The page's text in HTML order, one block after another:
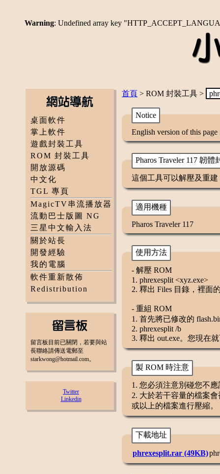
Warning: Undefined array key
桌面軟件
掌上軟件
遊戲封裝工具
ROM 封裝工具
開放源碼
中文化
TGL 專頁
MagicTV串流播放器
流動巴士版圖 NG
三星中文輸入法
關於站長
開發經驗
我的電腦
軟件重新散佈
Redistribution
留言板目前已關閉，若要與站
長聯絡請傳送電郵至
starkwong@hotmail.com。
Twitter
Linkedin
首頁 > ROM 封裝工具 >
Notice
English version of this
Pharos Traveler 117 韌體
這個工具可以解壓及重建
適用機種
Pharos Traveler 117
使用方法
- 解壓 ROM
1. phrexesplit <xyz.exe>
2. 釋出 Files 目錄，裡面
- 重組 ROM
1. 首先將已修改的
2. phrexesplit /b
3. 釋出 out.exe。您現在
製 ROM 時注意
1. 您必須注意別碰您不
2. 大於若干容量的檔案
或以上的檔案進行壓縮。
下載地址
phrexesplit.rar (49KB)